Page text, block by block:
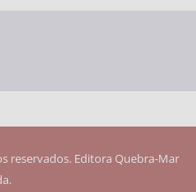
reservados. Editora Quebra-Mar